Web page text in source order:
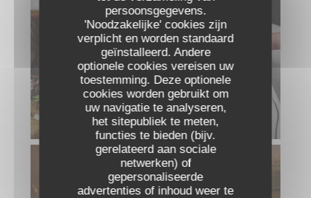
persoonsgegevens.
'Noodzakelijke' cookies zijn
verplicht en worden standaard
geïnstalleerd. Andere
optionele cookies vereisen uw
toestemming. Deze optionele
cookies worden gebruikt om
uw navigatie te analyseren,
het sitepubliek te meten,
functies te bieden (bijv.
gerelateerd aan sociale
netwerken) of
gepersonaliseerde
advertenties of inhoud weer te
MAGRET DE CANARD FRANÇAIS